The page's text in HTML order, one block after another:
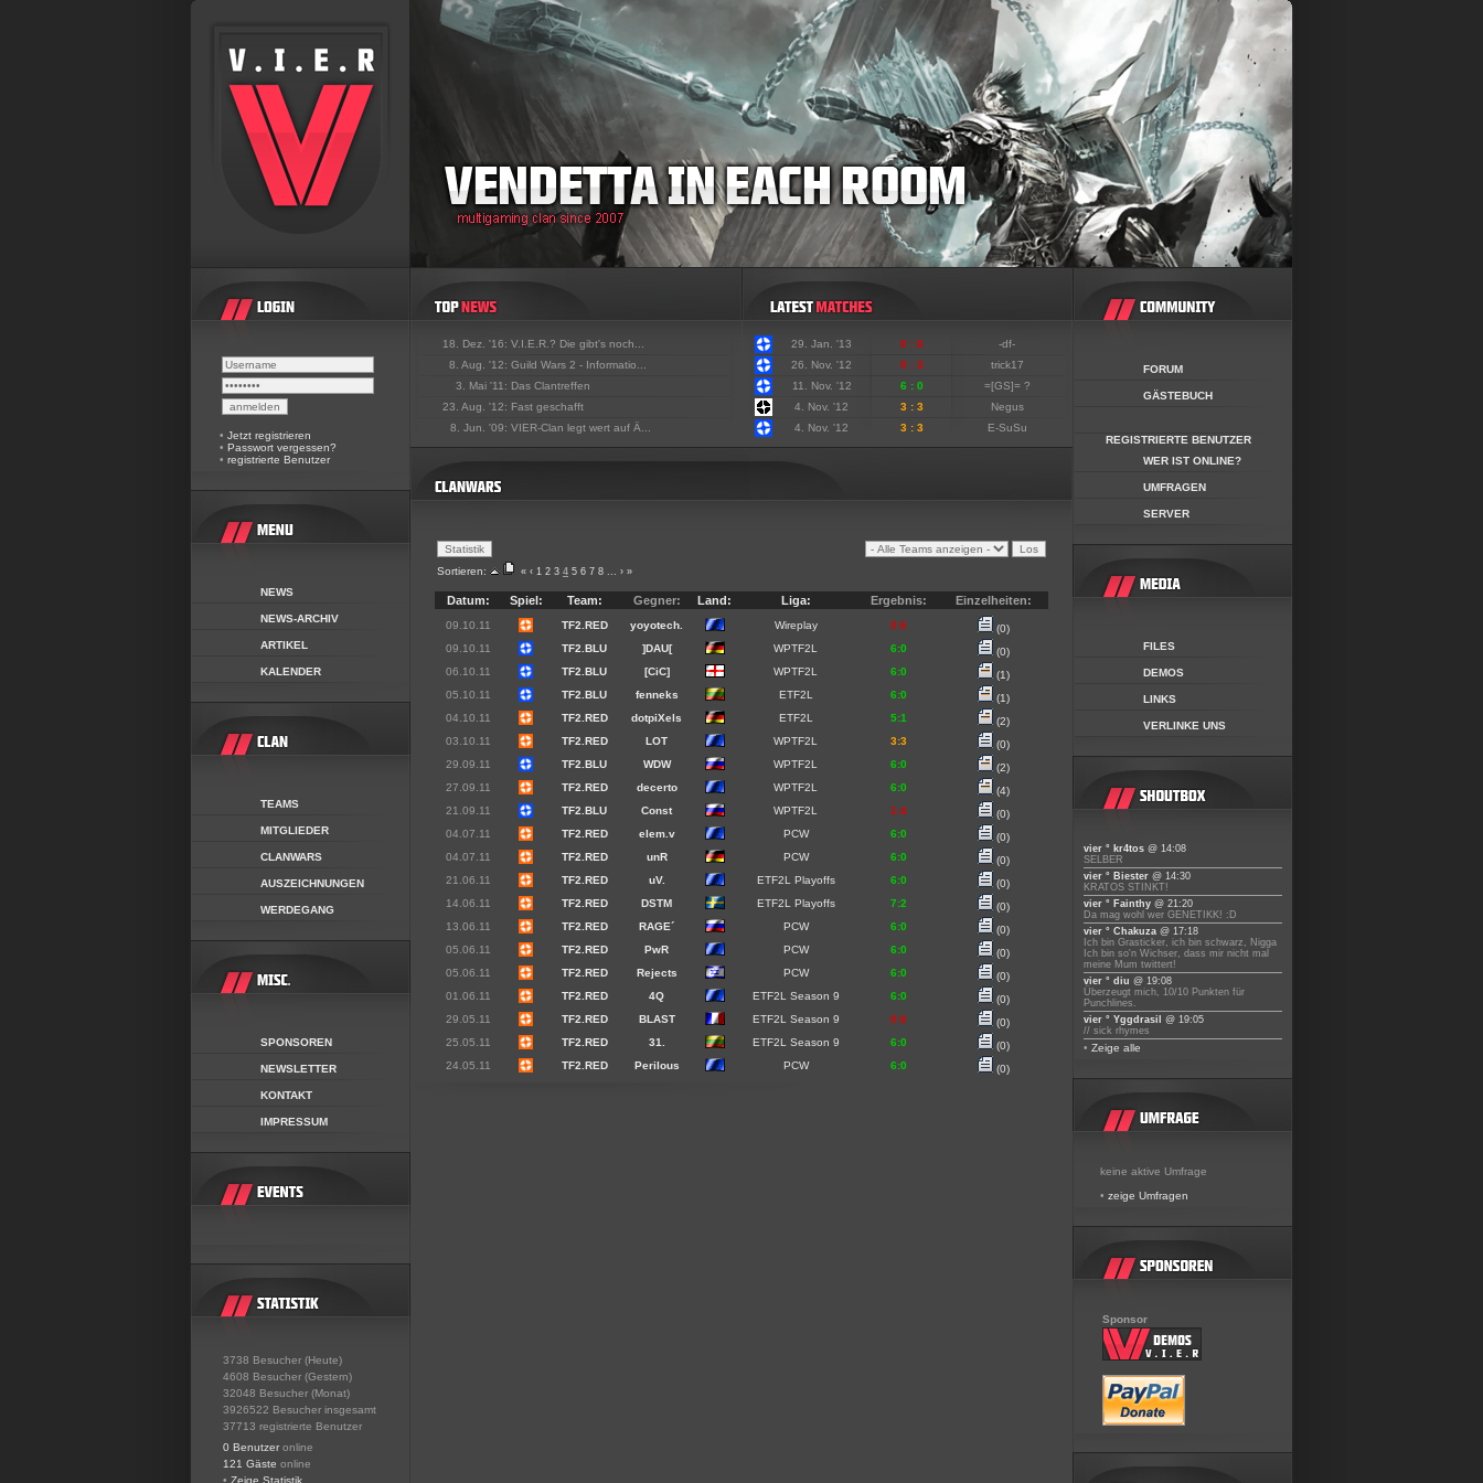
• Jetzt registrieren
• Passwort vergessen?
• registrierte Benutzer
NEWS
NEWS-ARCHIV
ARTIKEL
KALENDER
TEAMS
MITGLIEDER
CLANWARS
AUSZEICHNUNGEN
WERDEGANG
SPONSOREN
NEWSLETTER
KONTAKT
IMPRESSUM
3738 Besucher (Heute)
4608 Besucher (Gestern)
32048 Besucher (Monat)
3926522 Besucher insgesamt
37713 registrierte Benutzer
0 Benutzer online
121 Gäste online
• Zeige Statistik
18. Dez. '16: V.I.E.R.? Die gibt's noch...
8. Aug. '12: Guild Wars 2 - Informatio...
3. Mai '11: Das Clantreffen
23. Aug. '12: Fast geschafft
8. Jun. '09: VIER-Clan legt wert auf Ä...
29. Jan. '13 0 : 6
-df-
26. Nov. '12
0 : 3
trick17
11. Nov. '12
6 : 0
=[GS]= ?
4. Nov. '12
3 : 3
Negus
4. Nov. '12
3 : 3 E-SuSu
Sortieren: « ‹ 1 2 3 4 5 6 7 8 ... › »
Datum: Spiel: Team: Gegner: Land: Liga: Ergebnis: Einzelheiten:
09.10.11 TF2.RED yoyotech. Wireplay 0:6
(0)
09.10.11
TF2.BLU ]DAU[ WPTF2L 6:0
(0)
06.10.11
TF2.BLU [CiC] WPTF2L 6:0
(1)
05.10.11
TF2.BLU fenneks ETF2L 6:0
(1)
04.10.11
TF2.RED dotpiXels ETF2L 5:1
(2)
03.10.11
TF2.RED LOT WPTF2L 3:3
(0)
29.09.11
TF2.BLU WDW WPTF2L 6:0
(2)
27.09.11
TF2.RED decerto WPTF2L 6:0
(4)
21.09.11
TF2.BLU Const WPTF2L 1:4
(0)
04.07.11
TF2.RED elem.v PCW 6:0
(0)
04.07.11
TF2.RED unR PCW 6:0
(0)
21.06.11
TF2.RED uV. ETF2L Playoffs 6:0
(0)
14.06.11
TF2.RED DSTM ETF2L Playoffs 7:2
(0)
13.06.11
TF2.RED RAGE´ PCW 6:0
(0)
05.06.11
TF2.RED PwR PCW 6:0
(0)
05.06.11
TF2.RED Rejects PCW 6:0
(0)
01.06.11
TF2.RED 4Q ETF2L Season 9 6:0
(0)
29.05.11
TF2.RED BLAST ETF2L Season 9 0:6
(0)
25.05.11
TF2.RED 31. ETF2L Season 9 6:0
(0)
24.05.11
TF2.RED Perilous PCW 6:0 (0)
FORUM
GÄSTEBUCH
REGISTRIERTE BENUTZER
WER IST ONLINE?
UMFRAGEN
SERVER
FILES
DEMOS
LINKS
VERLINKE UNS
vier ° kr4tos @ 14:08
SELBER
vier ° Biester @ 14:30
KRATOS STINKT!
vier ° Fainthy @ 21:20
Da mag wohl wer GENETIKK! :D
vier ° Chakuza @ 17:18
Ich bin Grasticker, ich bin schwarz, Nigga
Ich bin so'n Wichser, dass mir nicht mal
meine Mum twittert!
vier ° diu @ 19:08
Überzeugt mich, 10/10 Punkten für
Punchlines.
vier ° Yggdrasil
@ 19:05
// sick rhymes
• Zeige alle
keine aktive Umfrage
• zeige Umfragen
Sponsor